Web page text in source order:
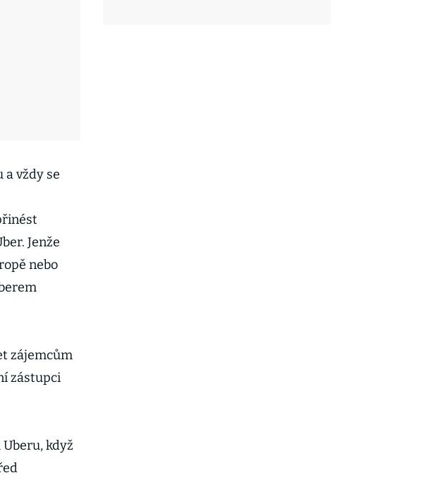
a vždy se
Jenže
nebo
zájemcům
zástupci
když